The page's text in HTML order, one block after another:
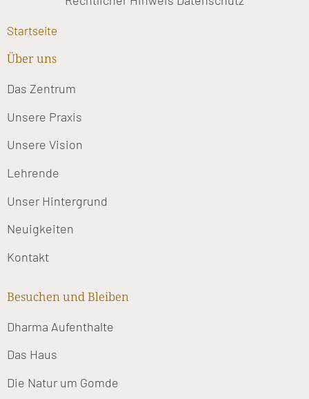
Startseite
Über uns
Das Zentrum
Unsere Praxis
Unsere Vision
Lehrende
Unser Hintergrund
Neuigkeiten
Kontakt
Besuchen und Bleiben
Dharma Aufenthalte
Das Haus
Die Natur um Gomde